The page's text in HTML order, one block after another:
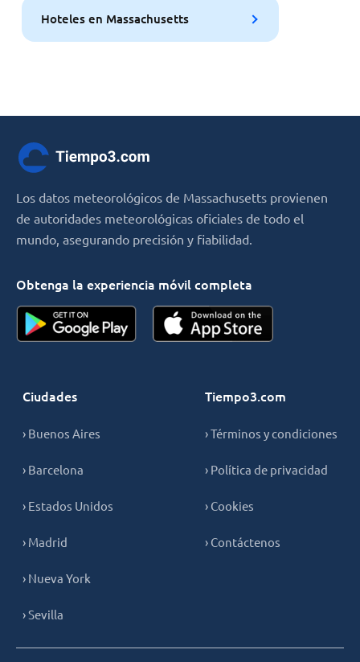
Hoteles en Massachusetts
Los datos meteorológicos de Massachusetts provienen
de autoridades meteorológicas oficiales de todo el
mundo, asegurando precisión y fiabilidad.
Obtenga la experiencia móvil completa
Ciudades
› Buenos Aires
› Barcelona
› Estados Unidos
› Madrid
› Nueva York
› Sevilla
Tiempo3.com
› Términos y condiciones
› Política de privacidad
› Cookies
› Contáctenos